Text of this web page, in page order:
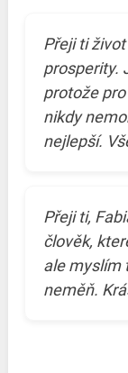
Přeji ti
prosperity.
protože
nikdy
nejlepší.
Přeji ti,
člověk,
ale myslím
neměň.